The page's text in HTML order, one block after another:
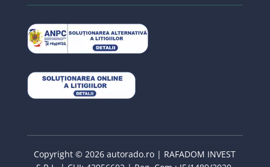
Copyright © 2026 autorado.ro | RAFADOM INVEST